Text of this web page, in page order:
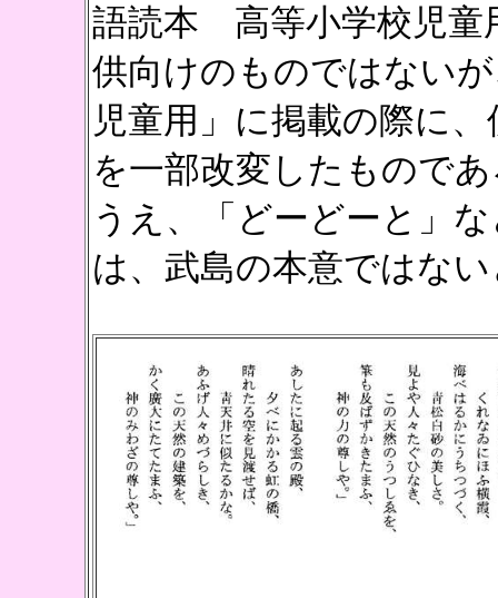
語読本 高等小学校児童
供向けのものではない
児童用」に掲載の際に
を一部改変したもので
うえ、「どーどーと」
は、武島の本意ではな